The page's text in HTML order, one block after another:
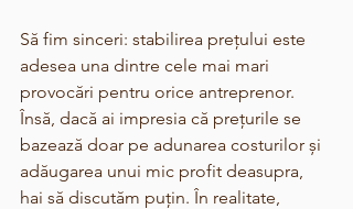
Să fim sinceri: stabilirea prețului este
adesea una dintre cele mai mari
provocări pentru orice antreprenor.
Însă, dacă ai impresia că prețurile se
bazează doar pe adunarea costurilor și
adăugarea unui mic profit deasupra,
hai să discutăm puțin. În realitate,